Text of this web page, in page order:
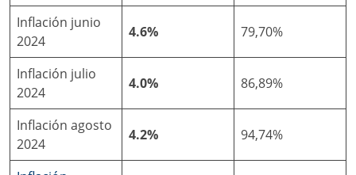
Inflación junio
2024
4.6% 79,70%
Inflación julio
2024
4.0% 86,89%
Inflación agosto
2024
4.2% 94,74%